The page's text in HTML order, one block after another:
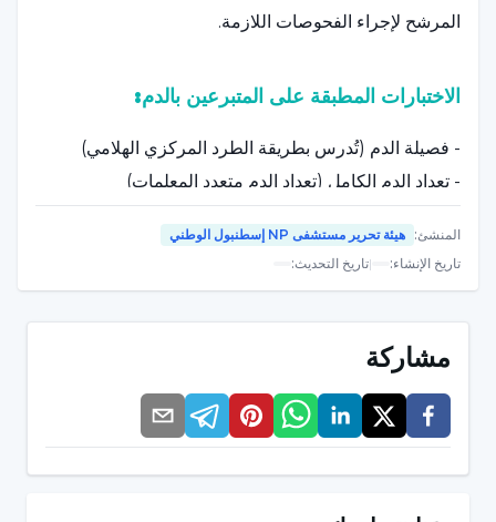
المرشح لإجراء الفحوصات اللازمة.
الاختبارات المطبقة على المتبرعين بالدم:
- فصيلة الدم (تُدرس بطريقة الطرد المركزي الهلامي)
- تعداد الدم الكامل (تعداد الدم متعدد المعلمات)
HbsAg، ومضاد لفيروس التهاب الكبد الوبائي فيروس
- التطابق التبادلي (لإثبات توافق دم المتبرع مع المريض الذي
سيتلقى الدم)
إذا تبين أن الفحوصات المذكورة أعلاه مناسبة، يتم أخذ الدم
من المتبرع بالدم على الفور أو يتم تحديد موعد للمريض
اللازم لأخذ الدم في موعد العملية.
المنشئ: هيئة تحرير مستشفى NP إسطنبول الوطني
تاريخ الإنشاء:
|تاريخ التحديث:
مشاركة